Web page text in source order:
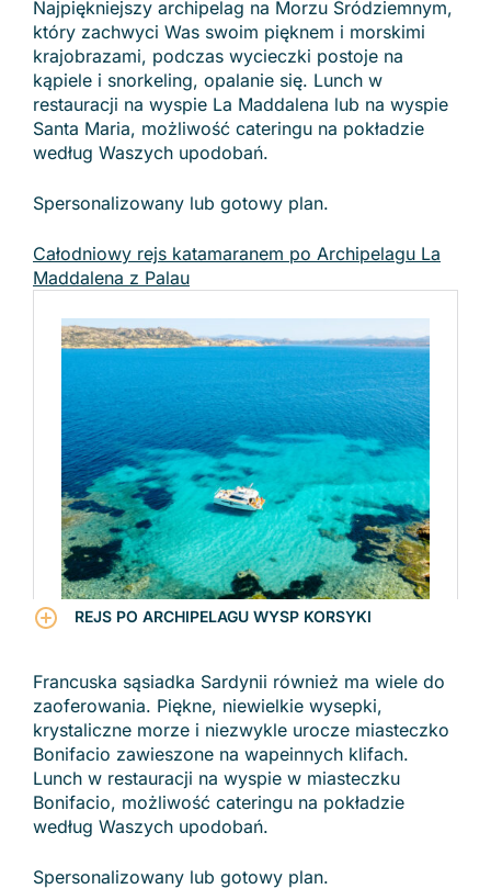
Najpiękniejszy archipelag na Morzu Śródziemnym,
który zachwyci Was swoim pięknem i morskimi
krajobrazami, podczas wycieczki postoje na
kąpiele i snorkeling, opalanie się. Lunch w
restauracji na wyspie La Maddalena lub na wyspie
Santa Maria, możliwość cateringu na pokładzie
według Waszych upodobań.
Spersonalizowany lub gotowy plan.
Całodniowy rejs katamaranem po Archipelagu La
Maddalena z Palau
REJS PO ARCHIPELAGU WYSP KORSYKI
Francuska sąsiadka Sardynii również ma wiele do
zaoferowania. Piękne, niewielkie wysepki,
krystaliczne morze i niezwykle urocze miasteczko
Bonifacio zawieszone na wapeinnych klifach.
Lunch w restauracji na wyspie w miasteczku
Bonifacio, możliwość cateringu na pokładzie
według Waszych upodobań.
Spersonalizowany lub gotowy plan.